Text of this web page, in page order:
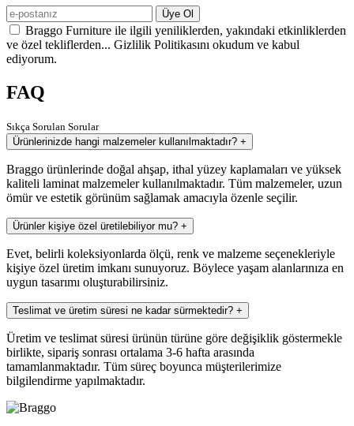
Üye Ol
Braggo Furniture ile ilgili yeniliklerden, yakındaki etkinliklerden
ve özel tekliflerden... Gizlilik Politikasını okudum ve kabul
ediyorum.
FAQ
Sıkça Sorulan Sorular
Ürünlerinizde hangi malzemeler kullanılmaktadır? +
Braggo ürünlerinde doğal ahşap, ithal yüzey kaplamaları ve yüksek
kaliteli laminat malzemeler kullanılmaktadır. Tüm malzemeler, uzun
ömür ve estetik görünüm sağlamak amacıyla özenle seçilir.
Ürünler kişiye özel üretilebiliyor mu? +
Evet, belirli koleksiyonlarda ölçü, renk ve malzeme seçenekleriyle
kişiye özel üretim imkanı sunuyoruz. Böylece yaşam alanlarınıza en
uygun tasarımı oluşturabilirsiniz.
Teslimat ve üretim süresi ne kadar sürmektedir? +
Üretim ve teslimat süresi ürünün türüne göre değişiklik göstermekle
birlikte, sipariş sonrası ortalama 3-6 hafta arasında
tamamlanmaktadır. Tüm süreç boyunca müşterilerimize
bilgilendirme yapılmaktadır.